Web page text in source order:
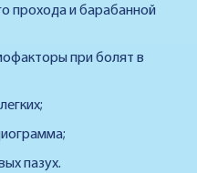
прохода и барабанной
при болят в
пазух.